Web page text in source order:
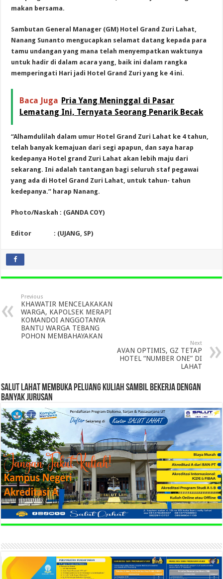
makan bersama.
Sambutan General Manager (GM) Hotel Grand Zuri Lahat,
Nanang Sunanto mengucapkan selamat datang kepada para
tamu undangan yang mana telah menyempatkan waktunya
untuk hadir di dalam acara yang, baik ini dalam rangka
memperingati Hari jadi Hotel Grand Zuri yang ke 4 ini.
Baca Juga Pria Yang Meninggal di Pasar
Lematang Ini, Ternyata Seorang Penarik Becak
“Alhamdulilah dalam umur Hotel Grand Zuri Lahat ke 4 tahun,
telah banyak kemajuan dari segi apapun, dan saya harap
kedepanya Hotel grand Zuri Lahat akan lebih maju dari
sekarang. Ini adalah tantangan bagi seluruh staf pegawai
yang ada di Hotel Grand Zuri Lahat, untuk tahun- tahun
kedepanya.” harap Nanang.
Photo/Naskah : (GANDA COY)
Editor : (UJANG, SP)
Previous
KHAWATIR MENCELAKAKAN
WARGA, KAPOLSEK MERAPI
KOMANDOI ANGGOTANYA
BANTU WARGA TEBANG
POHON MEMBAHAYAKAN
Next
AVAN OPTIMIS, GZ TETAP
HOTEL “NUMBER ONE” DI
LAHAT
SALUT LAHAT MEMBUKA PELUANG KULIAH SAMBIL BEKERJA DENGAN
BANYAK JURUSAN